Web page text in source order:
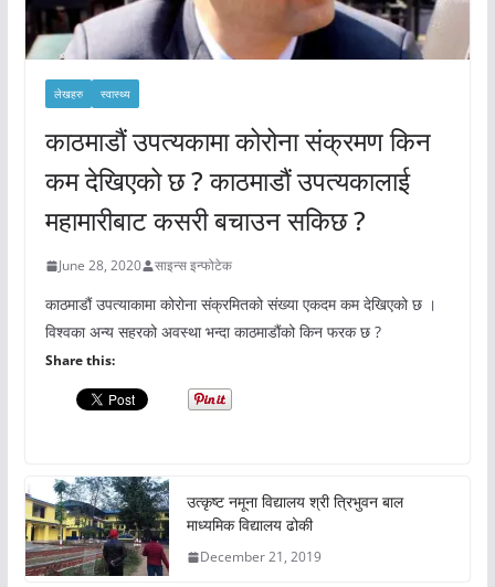
लेखहरु स्वास्थ्य
काठमाडौं उपत्यकामा कोरोना संक्रमण किन
कम देखिएको छ ? काठमाडौं उपत्यकालाई
महामारीबाट कसरी बचाउन सकिछ ?
June 28, 2020 साइन्स इन्फोटेक
काठमाडौं उपत्याकामा कोरोना संक्रमितको संख्या एकदम कम देखिएको छ ।
विश्वका अन्य सहरको अवस्था भन्दा काठमाडौंको किन फरक छ ?
Share this:
उत्कृष्ट नमूना विद्यालय श्री त्रिभुवन बाल
माध्यमिक विद्यालय ढोकी
December 21, 2019